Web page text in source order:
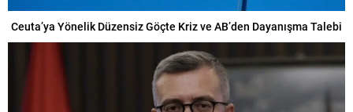
Ceuta’ya Yönelik Düzensiz Göçte Kriz ve AB’den Dayanışma Talebi